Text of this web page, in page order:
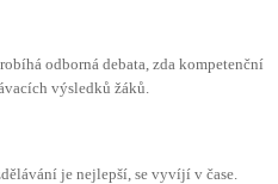
odborná debata, zda kompetenční
výsledků žáků.
je nejlepší, se vyvíjí v čase.